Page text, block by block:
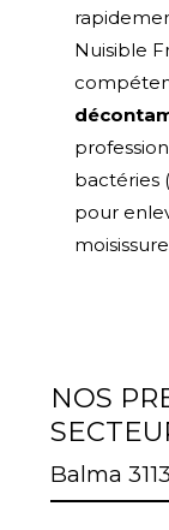
Nuisible
bactéries
pour
NOS
Balma